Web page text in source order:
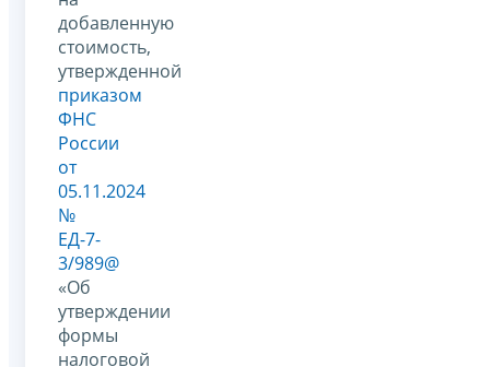
добавленную
стоимость,
утвержденной
приказом
ФНС
России
от
05.11.2024
№
ЕД-7-
3/989@
«Об
утверждении
формы
налоговой